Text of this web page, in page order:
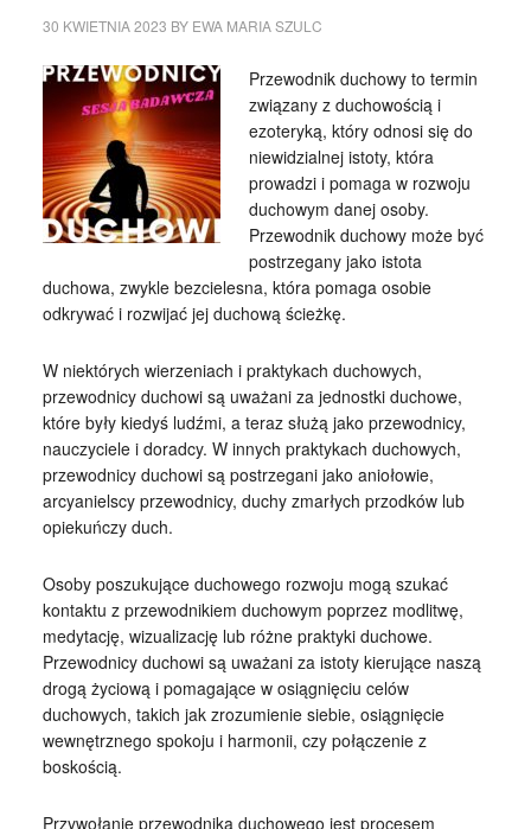
30 KWIETNIA 2023 BY EWA MARIA SZULC
Przewodnik duchowy to termin
związany z duchowością i
ezoteryką, który odnosi się do
niewidzialnej istoty, która
prowadzi i pomaga w rozwoju
duchowym danej osoby.
Przewodnik duchowy może być
postrzegany jako istota
duchowa, zwykle bezcielesna, która pomaga osobie
odkrywać i rozwijać jej duchową ścieżkę.
W niektórych wierzeniach i praktykach duchowych,
przewodnicy duchowi są uważani za jednostki duchowe,
które były kiedyś ludźmi, a teraz służą jako przewodnicy,
nauczyciele i doradcy. W innych praktykach duchowych,
przewodnicy duchowi są postrzegani jako aniołowie,
arcyanielscy przewodnicy, duchy zmarłych przodków lub
opiekuńczy duch.
Osoby poszukujące duchowego rozwoju mogą szukać
kontaktu z przewodnikiem duchowym poprzez modlitwę,
medytację, wizualizację lub różne praktyki duchowe.
Przewodnicy duchowi są uważani za istoty kierujące naszą
drogą życiową i pomagające w osiągnięciu celów
duchowych, takich jak zrozumienie siebie, osiągnięcie
wewnętrznego spokoju i harmonii, czy połączenie z
boskością.
Przywołanie przewodnika duchowego jest procesem